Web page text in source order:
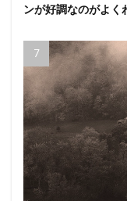
ンが好調なのがよく